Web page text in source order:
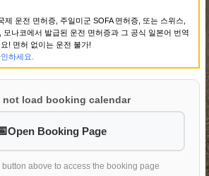
제 운전 면허증, 주일미군 SOFA 면허증, 또는 스위스,
모나코에서 발급된 운전 면허증과 그 공식 일본어 번역
! 면허 없이는 운전 불가!
하세요.
not load booking calendar
Open Booking Page
button above to access the booking page